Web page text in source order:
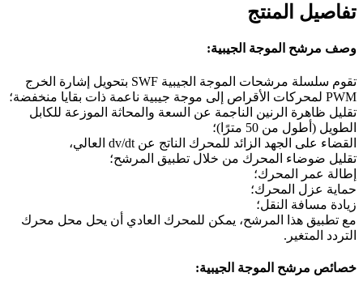
تفاصيل المنتج
وصف مرشح الموجة الجيبية:
تقوم سلسلة مرشحات الموجة الجيبية SWF بتحويل إشارة الخرج
PWM لمحركات الأقراص إلى موجة جيبية ناعمة ذات بقايا منخفضة؛
تقليل ظاهرة الرنين الناجمة عن السعة والمحاثة الموزعة للكابل
الطويل (أطول من 50 مترًا)؛
القضاء على الجهد الزائد للمحرك الناتج عن dv/dt العالي،
تقليل ضوضاء المحرك من خلال تطبيق المرشح؛
إطالة عمر المحرك؛
حماية عزل المحرك؛
زيادة مسافة النقل؛
مع تطبيق هذا المرشح، يمكن للمحرك العادي أن يحل محل محرك
التردد المتغير.
خصائص مرشح الموجة الجيبية: